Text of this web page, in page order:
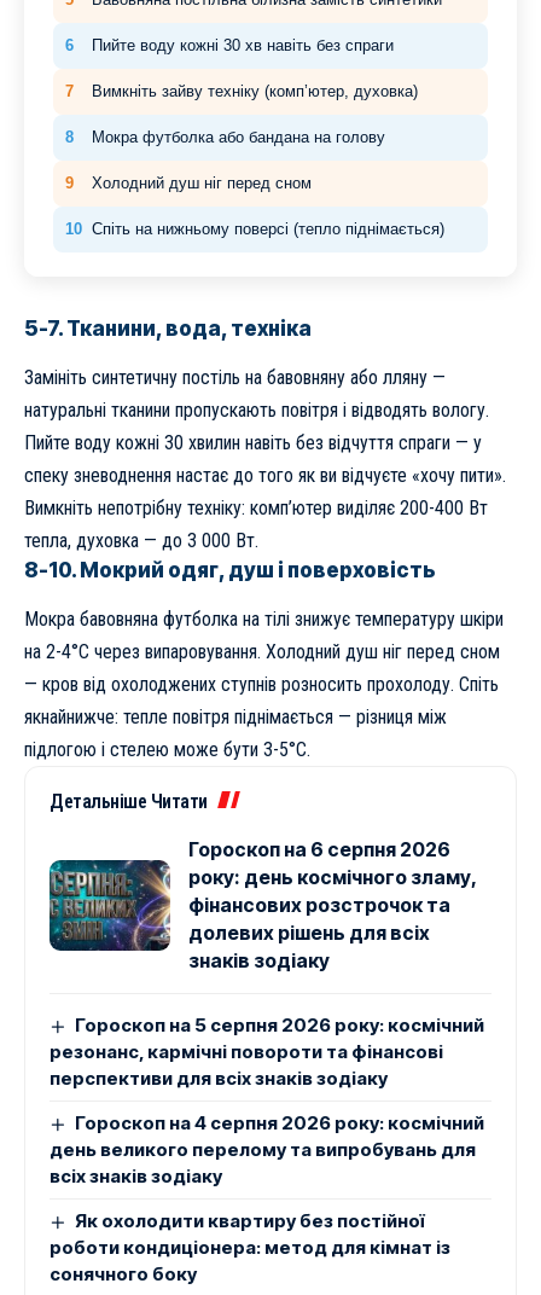
6 Пийте воду кожні 30 хв навіть без спраги
7 Вимкніть зайву техніку (комп’ютер, духовка)
8 Мокра футболка або бандана на голову
9 Холодний душ ніг перед сном
10 Спіть на нижньому поверсі (тепло піднімається)
5-7. Тканини, вода, техніка
Замініть синтетичну постіль на бавовняну або лляну —
натуральні тканини пропускають повітря і відводять вологу.
Пийте воду кожні 30 хвилин навіть без відчуття спраги — у
спеку зневоднення настає до того як ви відчуєте «хочу пити».
Вимкніть непотрібну техніку: комп’ютер виділяє 200-400 Вт
тепла, духовка — до 3 000 Вт.
8-10. Мокрий одяг, душ і поверховість
Мокра бавовняна футболка на тілі знижує температуру шкіри
на 2-4°C через випаровування. Холодний душ ніг перед сном
— кров від охолоджених ступнів розносить прохолоду. Спіть
якнайнижче: тепле повітря піднімається — різниця між
підлогою і стелею може бути 3-5°C.
Детальніше Читати
Гороскоп на 6 серпня 2026
року: день космічного зламу,
фінансових розстрочок та
долевих рішень для всіх
знаків зодіаку
Гороскоп на 5 серпня 2026 року: космічний
резонанс, кармічні повороти та фінансові
перспективи для всіх знаків зодіаку
Гороскоп на 4 серпня 2026 року: космічний
день великого перелому та випробувань для
всіх знаків зодіаку
Як охолодити квартиру без постійної
роботи кондиціонера: метод для кімнат із
сонячного боку